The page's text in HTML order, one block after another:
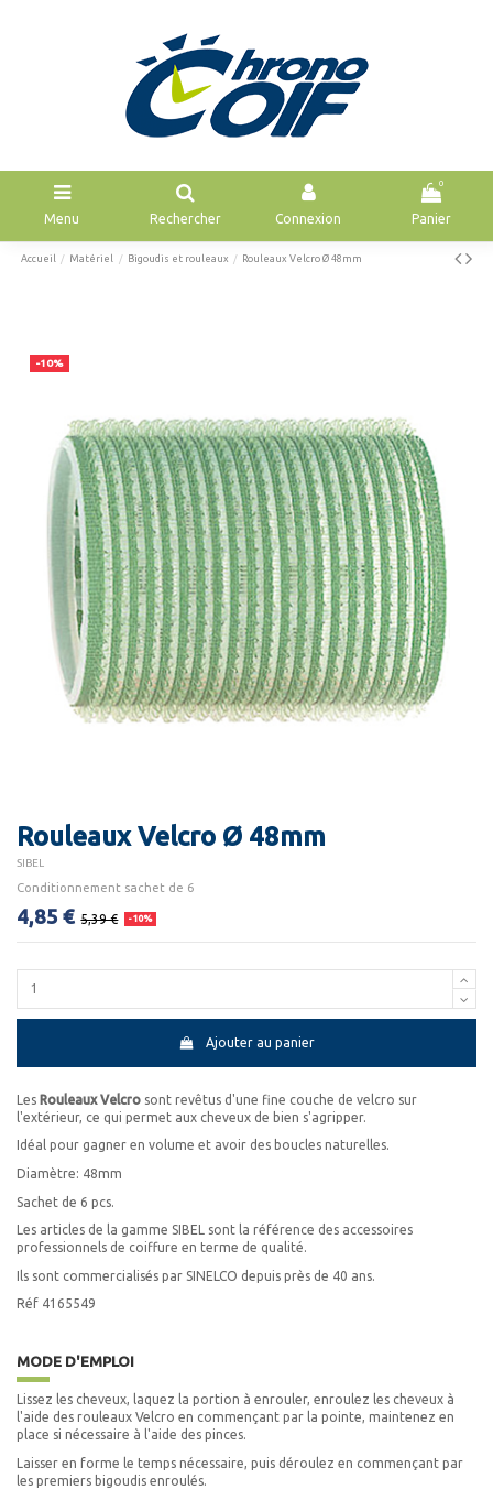
Menu Rechercher Connexion
0
Panier
Accueil Matériel Bigoudis et rouleaux Rouleaux Velcro Ø 48mm
-10%
Rouleaux Velcro Ø 48mm
SIBEL
Conditionnement sachet de 6
4,85 € 5,39 € -10%
Ajouter au panier
Les Rouleaux Velcro sont revêtus d'une fine couche de velcro sur
l'extérieur, ce qui permet aux cheveux de bien s'agripper.
Idéal pour gagner en volume et avoir des boucles naturelles.
Diamètre: 48mm
Sachet de 6 pcs.
Les articles de la gamme SIBEL sont la référence des accessoires
professionnels de coiffure en terme de qualité.
Ils sont commercialisés par SINELCO depuis près de 40 ans.
Réf 4165549
MODE D'EMPLOI
Lissez les cheveux, laquez la portion à enrouler, enroulez les cheveux à
l'aide des rouleaux Velcro en commençant par la pointe, maintenez en
place si nécessaire à l'aide des pinces.
Laisser en forme le temps nécessaire, puis déroulez en commençant par
les premiers bigoudis enroulés.